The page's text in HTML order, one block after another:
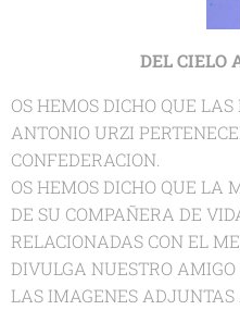
DEL CIELO
OS HEMOS DICHO QUE
ANTONIO URZI
CONFEDERACION.
OS HEMOS DICHO QUE LA
DE SU COMPAÑERA DE
RELACIONADAS CON EL
DIVULGA NUESTRO
LAS IMAGENES